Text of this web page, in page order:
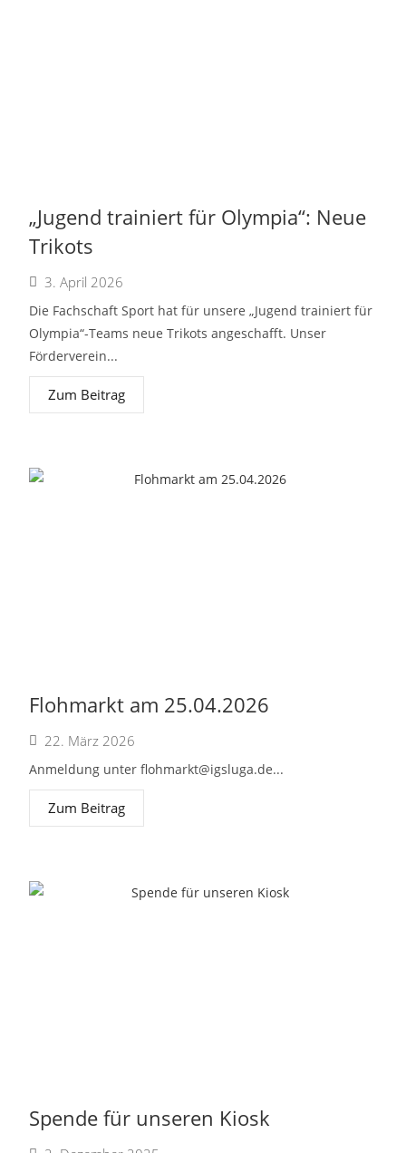
„Jugend trainiert für Olympia“: Neue
Trikots
3. April 2026
Die Fachschaft Sport hat für unsere „Jugend trainiert für
Olympia“-Teams neue Trikots angeschafft. Unser
Förderverein...
Zum Beitrag
Flohmarkt am 25.04.2026
22. März 2026
Anmeldung unterflohmarkt@igsluga.de...
Zum Beitrag
Spende für unseren Kiosk